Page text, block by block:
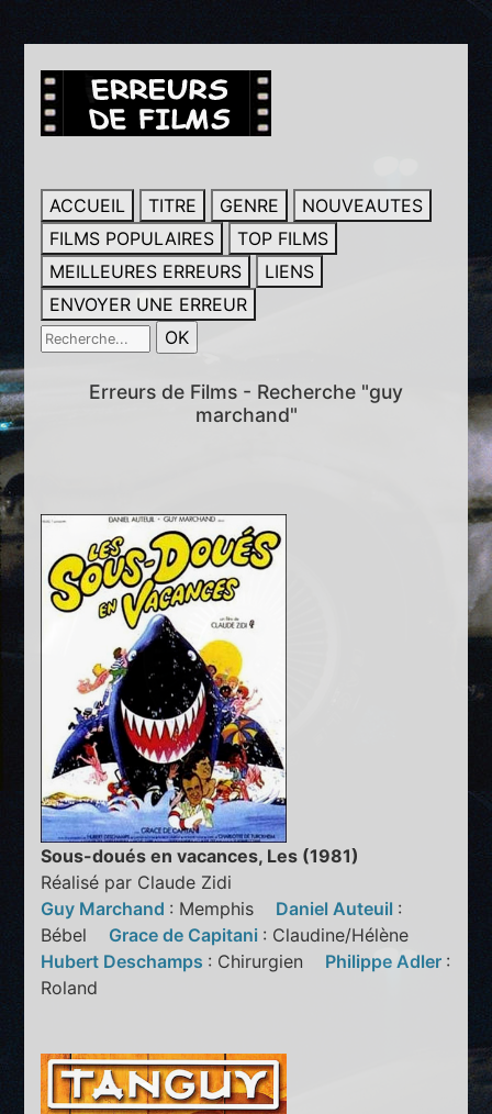
ACCUEIL TITRE GENRE
NOUVEAUTES
FILMS POPULAIRES
TOP FILMS
MEILLEURES ERREURS
LIENS
ENVOYER UNE ERREUR
Erreurs de Films - Recherche "guy
marchand"
Sous-doués en vacances, Les (1981)
Réalisé par Claude Zidi
Guy Marchand : Memphis Daniel Auteuil :
Bébel Grace de Capitani : Claudine/Hélène
Hubert Deschamps : Chirurgien Philippe Adler :
Roland